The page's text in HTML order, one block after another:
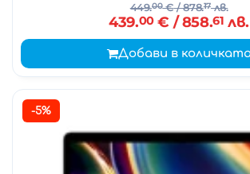
449.00€/ 878.17лв.
439.00€ / 858.61 лв.
Добави в
-5%